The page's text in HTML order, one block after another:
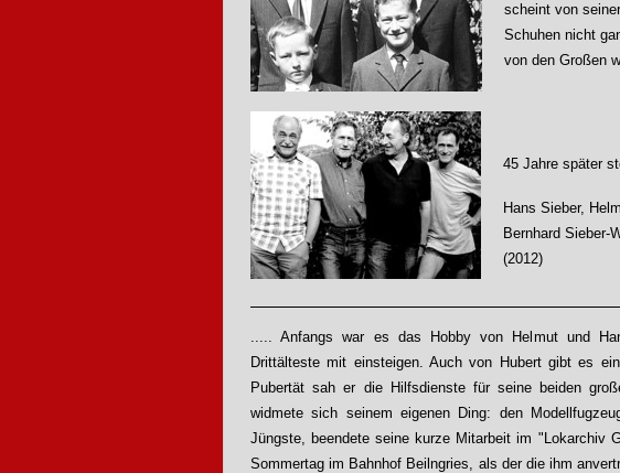
scheint von
Schuhen nicht
von den Großen
45 Jahre später
Hans
Bernhard
(2012)
..... Anfangs war es das Hobby von Helmut und
Drittälteste mit einsteigen. Auch von Hubert gibt es
Pubertät sah er die Hilfsdienste für seine beiden
widmete sich seinem eigenen Ding: den
Jüngste, beendete seine kurze Mitarbeit im "Lokarchiv
Sommertag im Bahnhof Beilngries, als der die ihm